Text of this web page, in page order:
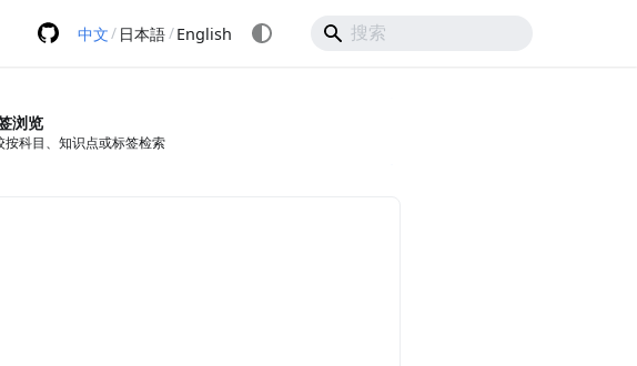
中文/ 日本語/English
浏览
按科目、知识点或标签检索